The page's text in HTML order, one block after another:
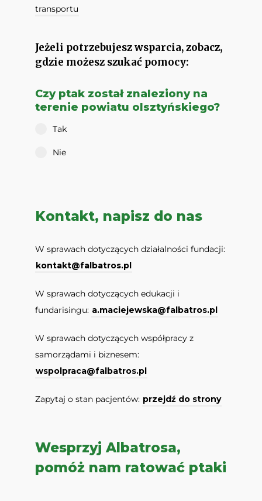
transportu
Jeżeli potrzebujesz wsparcia, zobacz,
gdzie możesz szukać pomocy:
Czy ptak został znaleziony na
terenie powiatu olsztyńskiego?
Tak
Nie
Kontakt, napisz do nas
W sprawach dotyczących działalności fundacji:
kontakt@falbatros.pl
W sprawach dotyczących edukacji i
fundarisingu: a.maciejewska@falbatros.pl
W sprawach dotyczących współpracy z
samorządami i biznesem:
wspolpraca@falbatros.pl
Zapytaj o stan pacjentów: przejdź do strony
Wesprzyj Albatrosa,
pomóż nam ratować ptaki